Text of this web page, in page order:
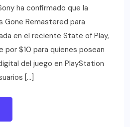
ha confirmado que la
Gone Remastered para
en el reciente State of Play,
por $10 para quienes posean
del juego en PlayStation
[…]